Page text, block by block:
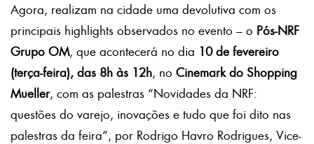
Agora, realizam na cidade uma devolutiva com os
principais highlights observados no evento – o Pós-NRF
Grupo OM, que acontecerá no dia 10 de fevereiro
(terça-feira), das 8h às 12h, no Cinemark do Shopping
Mueller, com as palestras “Novidades da NRF:
questões do varejo, inovações e tudo que foi dito nas
palestras da feira”, por Rodrigo Havro Rodrigues, Vice-